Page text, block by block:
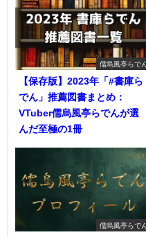
儒烏風亭らでん
【保存版】2023年「#書庫ら
でん」推薦図書まとめ：
VTuber儒烏風亭らでんが選
んだ至極の1冊
儒烏風亭らでん